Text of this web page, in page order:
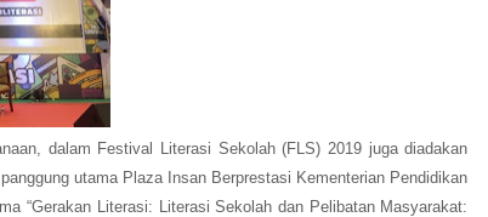
dalam Festival Literasi Sekolah (FLS) 2019 juga diadakan
utama Plaza Insan Berprestasi Kementerian Pendidikan
“Gerakan Literasi: Literasi Sekolah dan Pelibatan Masyarakat: